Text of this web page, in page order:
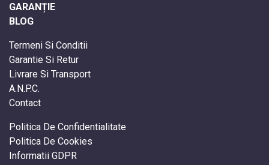
GARANȚIE
BLOG
Termeni Si Conditii
Garantie Si Retur
Livrare Si Transport
A.N.P.C.
Contact
Politica De Confidentialitate
Politica De Cookies
Informatii GDPR